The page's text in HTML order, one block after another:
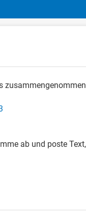
ab und poste